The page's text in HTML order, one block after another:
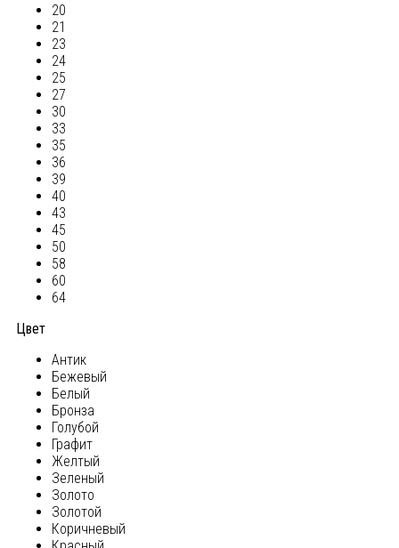
20
21
23
24
25
27
30
33
35
36
39
40
43
45
50
58
60
64
Цвет
Антик
Бежевый
Белый
Бронза
Голубой
Графит
Желтый
Зеленый
Золото
Золотой
Коричневый